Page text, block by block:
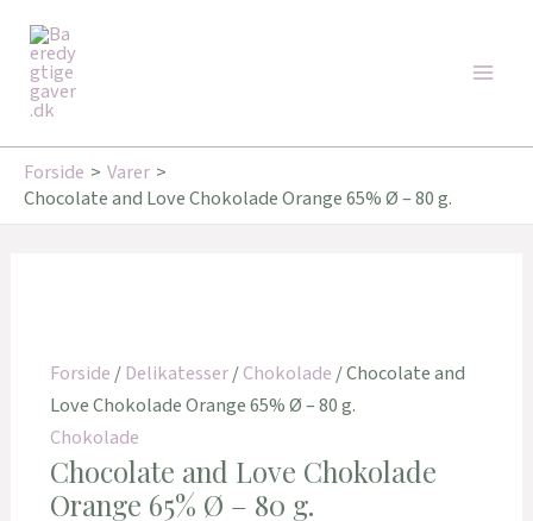
indholdet
Forside
Varer
Chocolate and Love Chokolade Orange 65% Ø – 80 g.
Forside/Delikatesser/Chokolade/ Chocolate and
Love Chokolade Orange 65% Ø – 80 g.
Chokolade
Chocolate and Love Chokolade
Orange 65% Ø – 80 g.